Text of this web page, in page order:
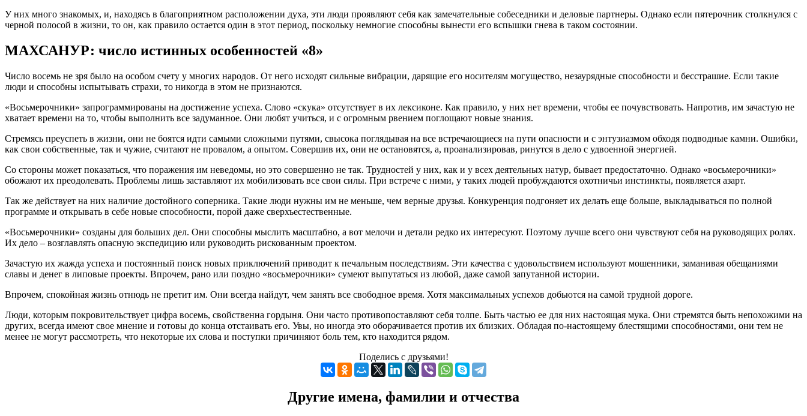
У них много знакомых, и, находясь в благоприятном расположении духа, эти люди проявляют себя как замечательные собеседники и деловые партнеры. Однако если пятерочник столкнулся с
черной полосой в жизни, то он, как правило остается один в этот период, поскольку немногие способны вынести его вспышки гнева в таком состоянии.
МАХСАНУР: число истинных особенностей «8»
Число восемь не зря было на особом счету у многих народов. От него исходят сильные вибрации, дарящие его носителям могущество, незаурядные способности и бесстрашие. Если такие
люди и способны испытывать страхи, то никогда в этом не признаются.
«Восьмерочники» запрограммированы на достижение успеха. Слово «скука» отсутствует в их лексиконе. Как правило, у них нет времени, чтобы ее почувствовать. Напротив, им зачастую не
хватает времени на то, чтобы выполнить все задуманное. Они любят учиться, и с огромным рвением поглощают новые знания.
Стремясь преуспеть в жизни, они не боятся идти самыми сложными путями, свысока поглядывая на все встречающиеся на пути опасности и с энтузиазмом обходя подводные камни. Ошибки,
как свои собственные, так и чужие, считают не провалом, а опытом. Совершив их, они не остановятся, а, проанализировав, ринутся в дело с удвоенной энергией.
Со стороны может показаться, что поражения им неведомы, но это совершенно не так. Трудностей у них, как и у всех деятельных натур, бывает предостаточно. Однако «восьмерочники»
обожают их преодолевать. Проблемы лишь заставляют их мобилизовать все свои силы. При встрече с ними, у таких людей пробуждаются охотничьи инстинкты, появляется азарт.
Так же действует на них наличие достойного соперника. Такие люди нужны им не меньше, чем верные друзья. Конкуренция подгоняет их делать еще больше, выкладываться по полной
программе и открывать в себе новые способности, порой даже сверхъестественные.
«Восьмерочники» созданы для больших дел. Они способны мыслить масштабно, а вот мелочи и детали редко их интересуют. Поэтому лучше всего они чувствуют себя на руководящих ролях.
Их дело – возглавлять опасную экспедицию или руководить рискованным проектом.
Зачастую их жажда успеха и постоянный поиск новых приключений приводит к печальным последствиям. Эти качества с удовольствием используют мошенники, заманивая обещаниями
славы и денег в липовые проекты. Впрочем, рано или поздно «восьмерочники» сумеют выпутаться из любой, даже самой запутанной истории.
Впрочем, спокойная жизнь отнюдь не претит им. Они всегда найдут, чем занять все свободное время. Хотя максимальных успехов добьются на самой трудной дороге.
Люди, которым покровительствует цифра восемь, свойственна гордыня. Они часто противопоставляют себя толпе. Быть частью ее для них настоящая мука. Они стремятся быть непохожими на
других, всегда имеют свое мнение и готовы до конца отстаивать его. Увы, но иногда это оборачивается против их близких. Обладая по-настоящему блестящими способностями, они тем не
менее не могут рассмотреть, что некоторые их слова и поступки причиняют боль тем, кто находится рядом.
Поделись с друзьями!
Другие имена, фамилии и отчества